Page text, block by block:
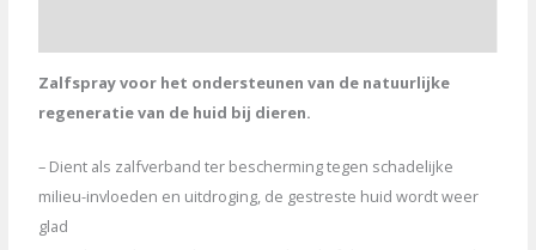
Zalfspray voor het ondersteunen van de natuurlijke
regeneratie van de huid bij dieren.
– Dient als zalfverband ter bescherming tegen schadelijke
milieu-invloeden en uitdroging, de gestreste huid wordt weer
glad